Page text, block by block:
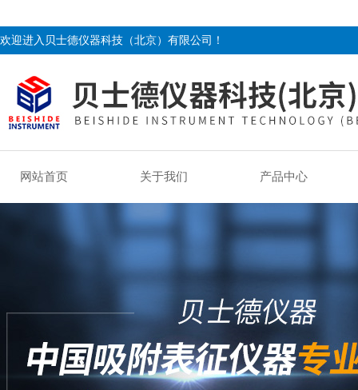
欢迎进入贝士德仪器科技（北京）有限公司！
网站首页 关于我们 产品中心